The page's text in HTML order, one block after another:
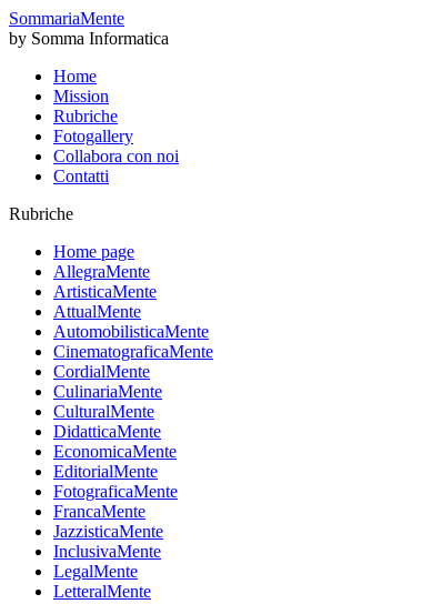
SommariaMente
by Somma Informatica
Home
Mission
Rubriche
Fotogallery
Collabora con noi
Contatti
Rubriche
Home page
AllegraMente
ArtisticaMente
AttualMente
AutomobilisticaMente
CinematograficaMente
CordialMente
CulinariaMente
CulturalMente
DidatticaMente
EconomicaMente
EditorialMente
FotograficaMente
FrancaMente
JazzisticaMente
InclusivaMente
LegalMente
LetteralMente